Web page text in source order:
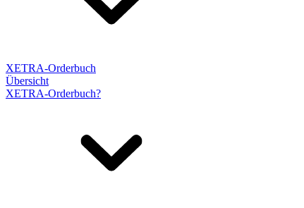
XETRA-Orderbuch
Übersicht
XETRA-Orderbuch?